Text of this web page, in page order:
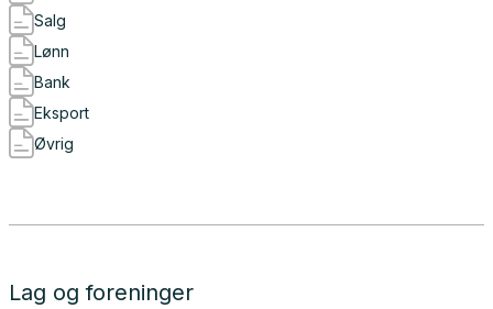
Salg
Lønn
Bank
Eksport
Øvrig
Lag og foreninger